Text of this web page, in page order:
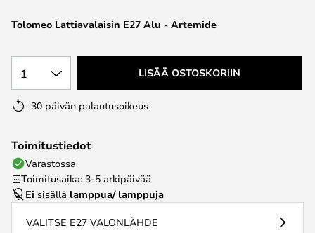
gallery
Tolomeo Lattiavalaisin E27 Alu - Artemide
1 LISÄÄ OSTOSKORIIN
30 päivän palautusoikeus
Toimitustiedot
Varastossa
Toimitusaika: 3-5 arkipäivää
Ei sisällä lamppua/ lamppuja
VALITSE E27 VALONLÄHDE